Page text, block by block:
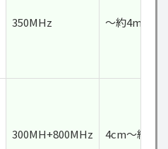
350MHz ～約4m
300MH+800MHz 4cm～約3m